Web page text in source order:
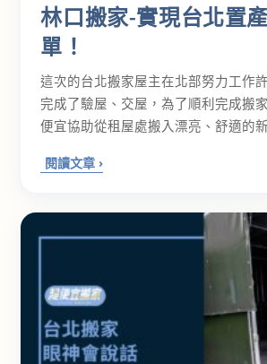
林口搬家-實現台北置
單！
這次的台北搬家屋主在北部努力工作
完成了驗屋、交屋，為了順利完成搬
便宜協助從租屋處搬入漂亮、舒適的